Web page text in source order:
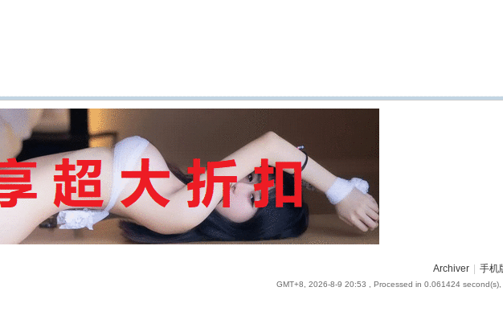
Archiver 手机
GMT+8, 2026-8-9 20:53 , Processed in 0.061424